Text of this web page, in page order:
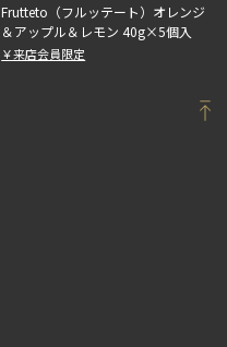
Frutteto（フルッテート）オレンジ
＆アップル＆レモン 40g×5個入
￥来店会員限定